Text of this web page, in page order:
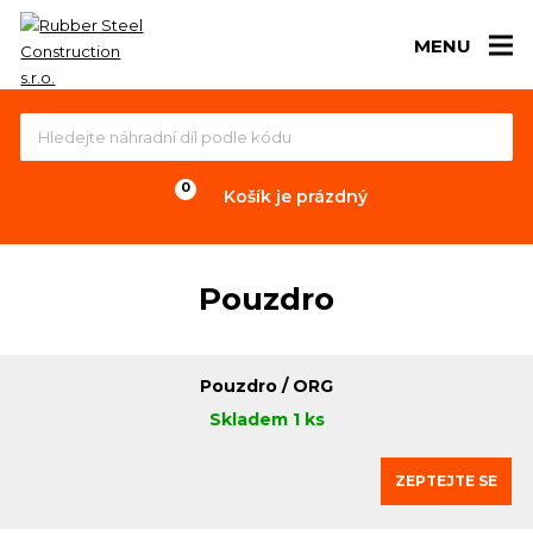
MENU
Košík je prázdný
Pouzdro
Pouzdro / ORG
Skladem 1 ks
ZEPTEJTE SE